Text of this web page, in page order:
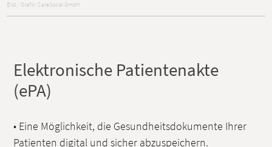
Bild / Grafik: CareSocial GmbH
Elektronische Patientenakte
(ePA)
• Eine Möglichkeit, die Gesundheitsdokumente Ihrer
Patienten digital und sicher abzuspeichern.